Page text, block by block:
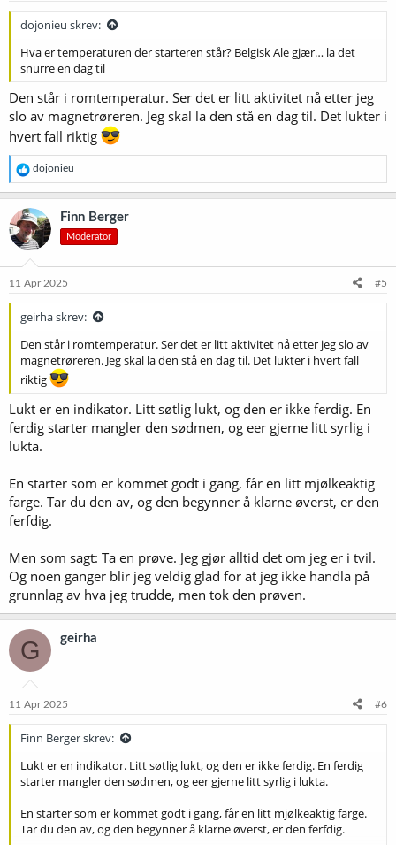
dojonieu skrev:
Hva er temperaturen der starteren står? Belgisk Ale gjær… la det
snurre en dag til
Den står i romtemperatur. Ser det er litt aktivitet nå etter jeg
slo av magnetrøreren. Jeg skal la den stå en dag til. Det lukter i
hvert fall riktig
R
e
a
k
s
j
o
e
dojonieu
Finn Berger
Moderator
11 Apr 2025 #5
geirha skrev:
Den står i romtemperatur. Ser det er litt aktivitet nå etter jeg slo av
magnetrøreren. Jeg skal la den stå en dag til. Det lukter i hvert fall
riktig
Lukt er en indikator. Litt søtlig lukt, og den er ikke ferdig. En
ferdig starter mangler den sødmen, og eer gjerne litt syrlig i
lukta.
En starter som er kommet godt i gang, får en litt mjølkeaktig
farge. Tar du den av, og den begynner å klarne øverst, er den
ferfdig.
Men som sagt: Ta en prøve. Jeg gjør alltid det om jeg er i tvil.
Og noen ganger blir jeg veldig glad for at jeg ikke handla på
grunnlag av hva jeg trudde, men tok den prøven.
G geirha
11 Apr 2025 #6
Finn Berger skrev:
Lukt er en indikator. Litt søtlig lukt, og den er ikke ferdig. En ferdig
starter mangler den sødmen, og eer gjerne litt syrlig i lukta.
En starter som er kommet godt i gang, får en litt mjølkeaktig farge.
Tar du den av, og den begynner å klarne øverst, er den ferfdig.